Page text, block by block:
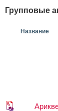
Групповые
Название